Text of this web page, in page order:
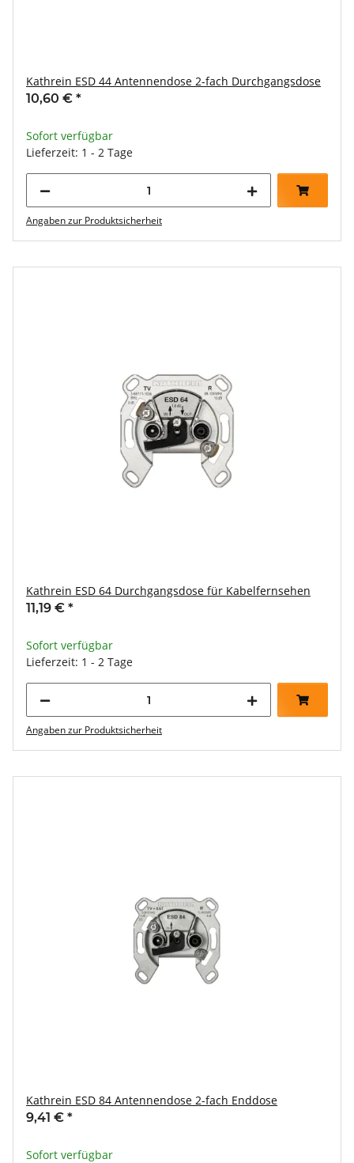
Kathrein ESD 44 Antennendose 2-fach Durchgangsdose
10,60 € *
Sofort verfügbar
Lieferzeit: 1 - 2 Tage
Angaben zur Produktsicherheit
Kathrein ESD 64 Durchgangsdose für Kabelfernsehen
11,19 € *
Sofort verfügbar
Lieferzeit: 1 - 2 Tage
Angaben zur Produktsicherheit
Kathrein ESD 84 Antennendose 2-fach Enddose
9,41 € *
Sofort verfügbar